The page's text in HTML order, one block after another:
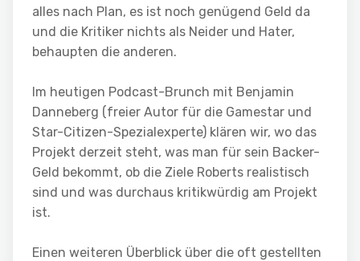
alles nach Plan, es ist noch genügend Geld da
und die Kritiker nichts als Neider und Hater,
behaupten die anderen.
Im heutigen Podcast-Brunch mit Benjamin
Danneberg (freier Autor für die Gamestar und
Star-Citizen-Spezialexperte) klären wir, wo das
Projekt derzeit steht, was man für sein Backer-
Geld bekommt, ob die Ziele Roberts realistisch
sind und was durchaus kritikwürdig am Projekt
ist.
Einen weiteren Überblick über die oft gestellten